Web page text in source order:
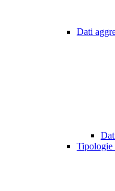
Dati
Tipologie